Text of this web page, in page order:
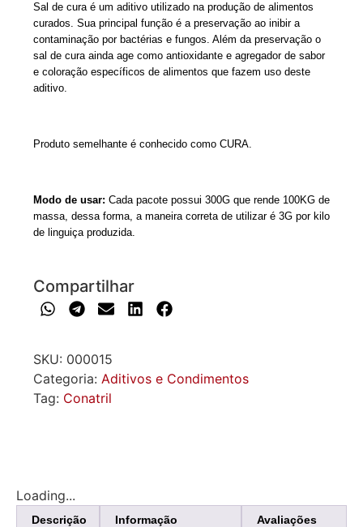
Sal de cura é um aditivo utilizado na produção de alimentos
curados. Sua principal função é a preservação ao inibir a
contaminação por bactérias e fungos. Além da preservação o
sal de cura ainda age como antioxidante e agregador de sabor
e coloração específicos de alimentos que fazem uso deste
aditivo.
Produto semelhante é conhecido como CURA.
Modo de usar: Cada pacote possui 300G que rende 100KG de
massa, dessa forma, a maneira correta de utilizar é 3G por kilo
de linguiça produzida.
Compartilhar
SKU: 000015
Categoria: Aditivos e Condimentos
Tag: Conatril
Loading...
Descrição
Informação
Avaliações